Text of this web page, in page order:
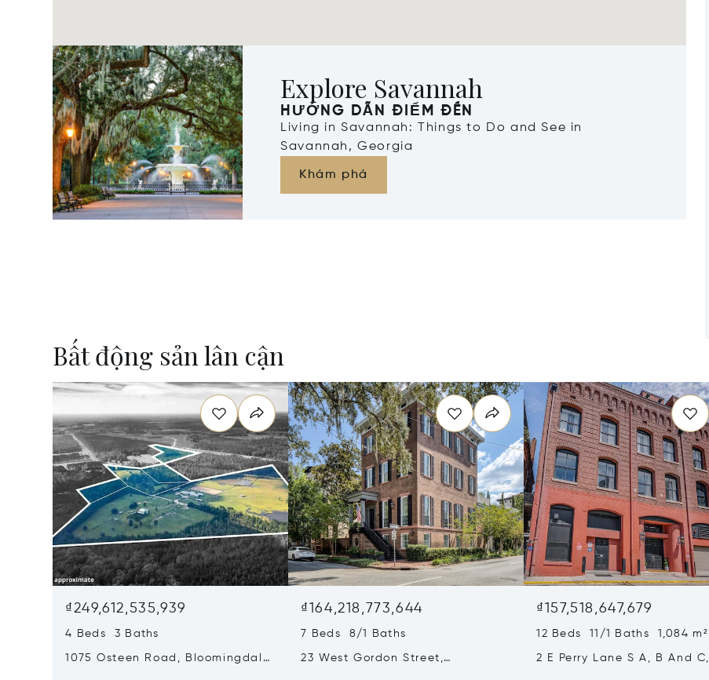
Explore Savannah
HƯỚNG DẪN ĐIỂM ĐẾN
Living in Savannah: Things to Do and See in
Savannah, Georgia
Khám phá
Bất động sản lân cận
₫249,612,535,939
4 Beds 3 Baths
1075 Osteen Road, Bloomingdale,
₫164,218,773,644
7 Beds 8/1 Baths
23 West Gordon Street,
₫157,518,647,679
12 Beds 11/1 Baths 1,084 m²
2 E Perry Lane S A, B And C,